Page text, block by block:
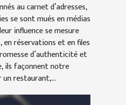
au carnet d’adresses,
se sont mués en médias
influence se mesure
en réservations et en files
d’authenticité et
ils façonnent notre
restaurant,...